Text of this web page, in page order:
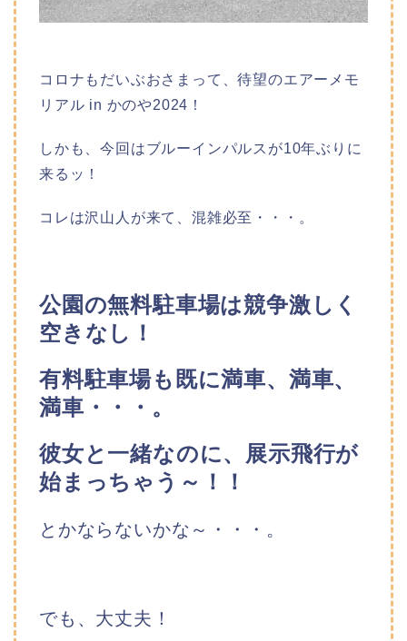
コロナもだいぶおさまって、待望のエアーメモ
リアル in かのや2024！
しかも、今回はブルーインパルスが10年ぶりに
来るッ！
コレは沢山人が来て、混雑必至・・・。
公園の無料駐車場は競争激しく
空きなし！
有料駐車場も既に満車、満車、
満車・・・。
彼女と一緒なのに、展示飛行が
始まっちゃう～！！
とかならないかな～・・・。
でも、大丈夫！